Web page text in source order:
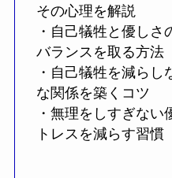
その心理を解説
・自己犠牲と優し
バランスを取る方法
・自己犠牲を減ら
な関係を築くコツ
・無理をしすぎない
トレスを減らす習慣